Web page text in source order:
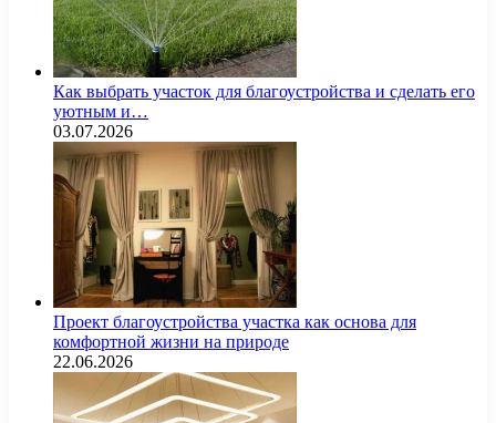
Как выбрать участок для благоустройства и сделать его
уютным и…
03.07.2026
Проект благоустройства участка как основа для
комфортной жизни на природе
22.06.2026